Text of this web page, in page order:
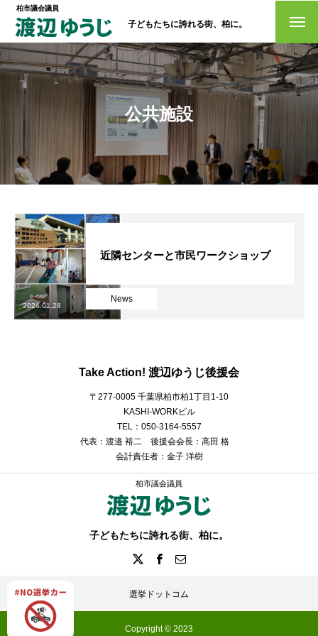
柏市議会議員
子どもたちに誇れる街、柏に。
トップページ
政策
経歴・プロフィール
活動情報
お問い合わせ
選挙ドットコム
公共施設
News
近隣センターと市民ワークショップ
2024.01.28
Take Action! 渡辺ゆうじ後援会
〒277-0005 千葉県柏市柏1丁目1-10
KASHI-WORKビル
TEL：050-3164-5557
代表：渡邉 裕二 後援会会長：高田 格
会計責任者：金子 洋樹
柏市議会議員
子どもたちに誇れる街、柏に。
選挙ドットコム
Copyright © 2023